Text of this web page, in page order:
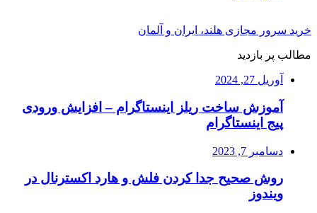
خرید سرور مجازی هلند، ایران و آلمان
مطالب پر بازدید
آوریل 27, 2024
آموزش ساخت ریلز اینستاگرام – افزایش ورودی
پیج اینستاگرام
دسامبر 7, 2023
روش صحیح جدا کردن فلش و هارد اکسترنال در
ویندوز